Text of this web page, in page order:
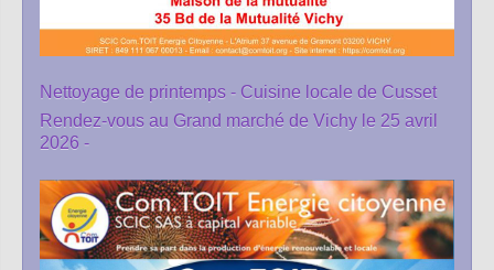
Nettoyage de printemps - Cuisine locale de Cusset
Rendez-vous au Grand marché de Vichy le 25 avril
2026 -